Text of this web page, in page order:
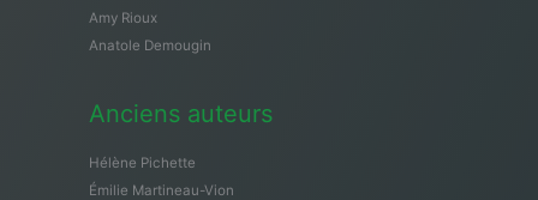
Amy Rioux
Anatole Demougin
Anciens auteurs
Hélène Pichette
Émilie Martineau-Vion